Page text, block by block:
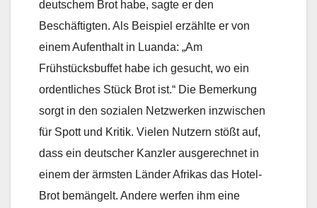
deutschem Brot habe, sagte er den
Beschäftigten. Als Beispiel erzählte er von
einem Aufenthalt in Luanda: „Am
Frühstücksbuffet habe ich gesucht, wo ein
ordentliches Stück Brot ist.“ Die Bemerkung
sorgt in den sozialen Netzwerken inzwischen
für Spott und Kritik. Vielen Nutzern stößt auf,
dass ein deutscher Kanzler ausgerechnet in
einem der ärmsten Länder Afrikas das Hotel-
Brot bemängelt. Andere werfen ihm eine